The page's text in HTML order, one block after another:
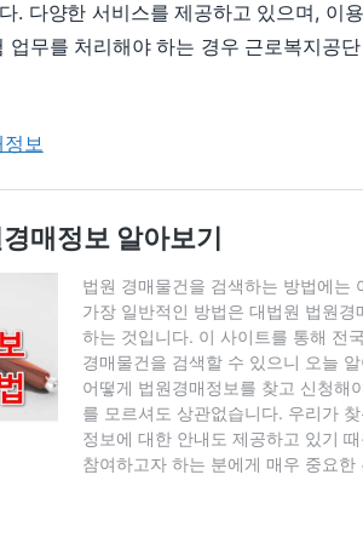
. 다양한 서비스를 제공하고 있으며, 이
업무를 처리해야 하는 경우 근로복지공
보